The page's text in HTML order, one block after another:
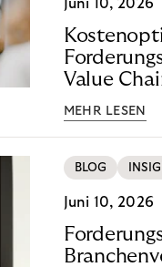
Juni 10, 2026
Value
MEHR LESEN
BLOG
Juni 10, 2026